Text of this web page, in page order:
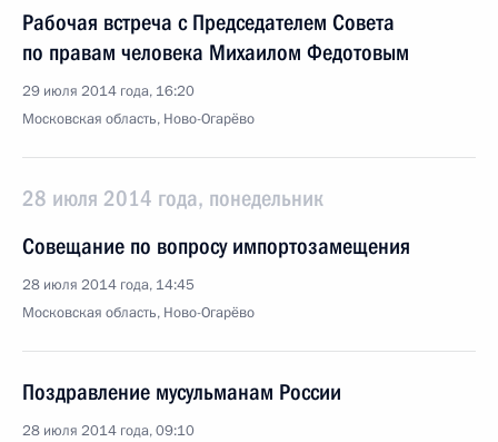
Рабочая встреча с Председателем Совета
по правам человека Михаилом Федотовым
29 июля 2014 года, 16:20
Московская область, Ново-Огарёво
28 июля 2014 года, понедельник
Совещание по вопросу импортозамещения
28 июля 2014 года, 14:45
Московская область, Ново-Огарёво
Поздравление мусульманам России
28 июля 2014 года, 09:10